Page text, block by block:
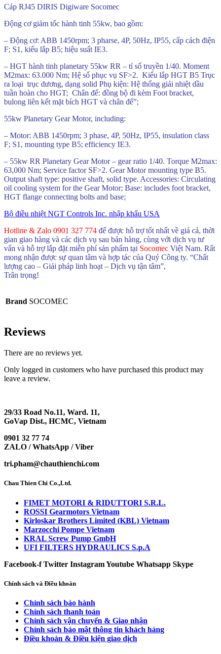
Cáp RJ45 DIRIS Digiware Socomec
Động cơ giảm tốc hành tinh 55kw, bao gồm:
– Động cơ: ABB 1450rpm; 3 pharse, 4P, 50Hz, IP55, cấp cách điện
F; S1, kiểu lắp B5; hiệu suất IE3.
– HGT hành tinh planetary 55kw RR – tỉ số truyền 1/40. Moment
M2max: 63.000 Nm; Hệ số phục vụ SF>2. Kiểu lắp HGT B5 Trục
ra loại trục dương, dạng solid Phụ kiện: Hệ thống giải nhiệt dầu
tuần hoàn cho HGT; Chân đế: đồng bộ đi kèm Foot bracket,
bulong liên kết mặt bích HGT và chân đế”;
55kw Planetary Gear Motor, including:
– Motor: ABB 1450rpm; 3 phase, 4P, 50Hz, IP55, insulation class
F; S1, mounting type B5; efficiency IE3.
– 55kw RR Planetary Gear Motor – gear ratio 1/40. Torque M2max:
63,000 Nm; Service factor SF>2. Gear Motor mounting type B5.
Output shaft type: positive shaft, solid type. Accessories: Circulating
oil cooling system for the Gear Motor; Base: includes foot bracket,
HGT flange connecting bolts and base;
Bộ điều nhiệt NGT Controls Inc. nhập khẩu USA
Hotline & Zalo 0901 327 774 để được hỗ trợ tốt nhất về giá cả, thời
gian giao hàng và các dịch vụ sau bán hàng, cùng với dịch vụ tư
vấn và hỗ trợ lắp đặt miễn phí sản phẩm tại Socomec Việt Nam. Rất
mong nhận được sự quan tâm và hợp tác của Quý Công ty. “Chất
lượng cao – Giải pháp linh hoạt – Dịch vụ tận tâm”,
Trân trọng!
Brand SOCOMEC
Reviews
There are no reviews yet.
Only logged in customers who have purchased this product may
leave a review.
29/33 Road No.11, Ward. 11,
GoVap Dist., HCMC, Vietnam
0901 32 77 74
ZALO / WhatsApp / Viber
tri.pham@chauthienchi.com
Chau Thien Chi Co.,Ltd.
FIMET MOTORI & RIDUTTORI S.R.L.
ROSSI Gearmotors Vietnam
Kirloskar Brothers Limited (KBL) Vietnam
Marzocchi Pompe Vietnam
KRAL Screw Pump GmbH
UFI FILTERS HYDRAULICS S.p.A
Facebook-f Twitter InstagramYoutube Whatsapp Skype
Chính sách và Điều khoản
Chính sách bảo hành
Chính sách thanh toán
Chính sách vận chuyển & Giao nhận
Chính sách bảo mật thông tin khách hàng
Điều khoản & Điều kiện giao dịch